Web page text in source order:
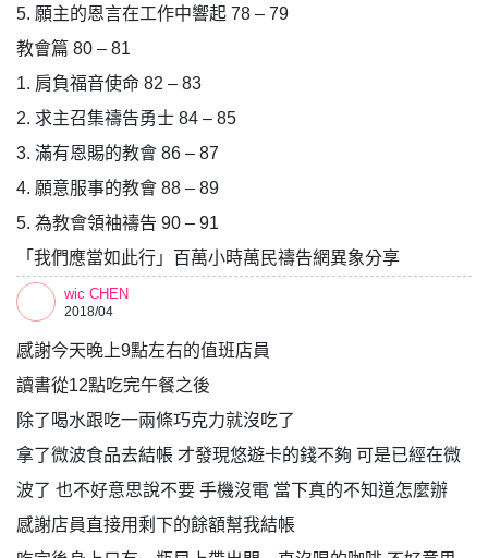
5. 願主的恩言在工作中響起 78 – 79
教會篇 80 – 81
1. 肩負福音使命 82 – 83
2. 求主召集禱告勇士 84 – 85
3. 滿有恩賜的教會 86 – 87
4. 願意服事的教會 88 – 89
5. 為教會領袖禱告 90 – 91
「我們應當如此行」百萬小時萬民禱告網異象分享
wic CHEN
2018/04
感謝今天晚上9點左右的值班店員
讀書從12點吃完午餐之後
除了喝水跟吃一兩條巧克力就沒吃了
拿了微波食品去結帳 才發現悠遊卡的錢不夠 可是已經在微
波了 也不好意思說不要 手機沒電 當下真的不知道怎麼辦
感謝店員直接用剩下的餘額幫我結帳